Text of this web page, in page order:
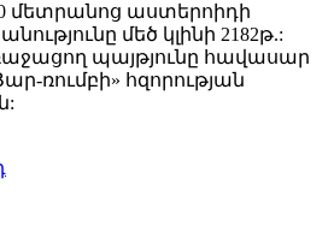
մետրանոց աստերոիդի
մեծ կլինի 2182թ.:
պայթյունը հավասար
ռումբի» հզորության